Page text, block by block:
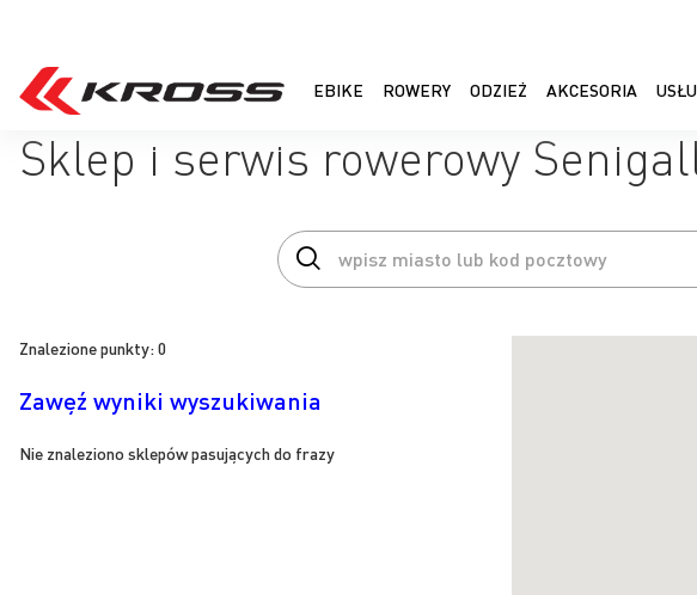
EBIKE ROWERY ODZIEŻ AKCESORIA
Sklep i serwis rowerowy
Znalezione punkty:0
Zawęź wyniki wyszukiwania
Nie znaleziono sklepów pasujących do frazy